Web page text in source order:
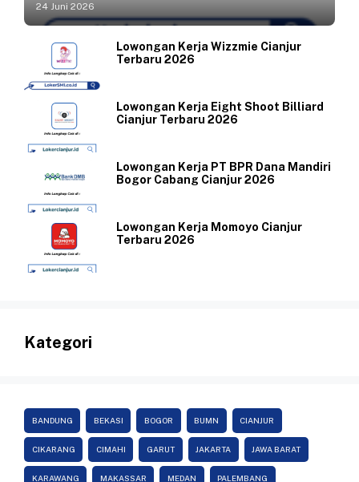
24 Juni 2026
Lowongan Kerja Wizzmie Cianjur
Terbaru 2026
Lowongan Kerja Eight Shoot Billiard
Cianjur Terbaru 2026
Lowongan Kerja PT BPR Dana Mandiri
Bogor Cabang Cianjur 2026
Lowongan Kerja Momoyo Cianjur
Terbaru 2026
Kategori
BANDUNG BEKASI BOGOR BUMN CIANJUR
CIKARANG CIMAHI GARUT JAKARTA JAWA BARAT
KARAWANG MAKASSAR MEDAN PALEMBANG